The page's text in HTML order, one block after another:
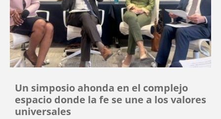
Un simposio ahonda en el complejo
espacio donde la fe se une a los valores
universales